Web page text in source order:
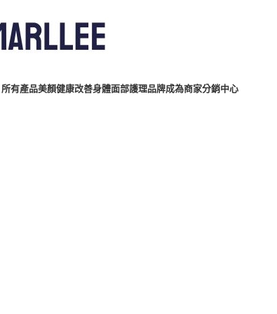
所有產品美顏健康改善身體面部護理品牌成為商家分銷中心